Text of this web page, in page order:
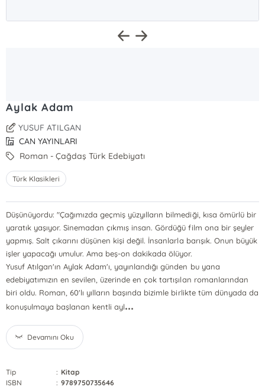
Aylak Adam
YUSUF ATILGAN
CAN YAYINLARI
Roman - Çağdaş Türk Edebiyatı
Türk Klasikleri
Düşünüyordu: "Çağımızda geçmiş yüzyılların bilmediği, kısa ömürlü bir
yaratık yaşıyor. Sinemadan çıkmış insan. Gördüğü film ona bir şeyler
yapmış. Salt çıkarını düşünen kişi değil. İnsanlarla barışık. Onun büyük
işler yapacağı umulur. Ama beş-on dakikada ölüyor.
Yusuf Atılgan'ın Aylak Adam'ı, yayınlandığı günden bu yana
edebiyatımızın en sevilen, üzerinde en çok tartışılan romanlarından
biri oldu. Roman, 60'lı yılların başında bizimle birlikte tüm dünyada da
konuşulmaya başlanan kentli ayl...
Devamını Oku
Tip : Kitap
ISBN
: 9789750735646